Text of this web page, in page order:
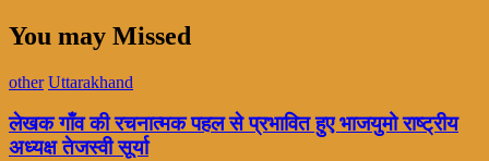
You may Missed
other Uttarakhand
लेखक गाँव की रचनात्मक पहल से प्रभावित हुए भाजयुमो राष्ट्रीय
अध्यक्ष तेजस्वी सूर्या